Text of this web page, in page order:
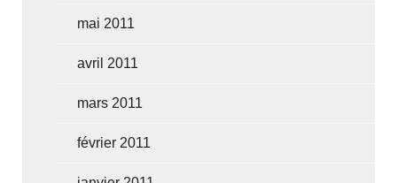
mai 2011
avril 2011
mars 2011
février 2011